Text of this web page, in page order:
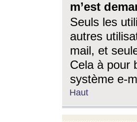
m’est
Seuls les
autres
mail, et
Cela à pour
système e-
Haut